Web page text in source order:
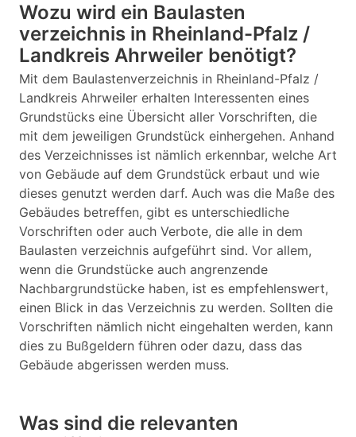
Wozu wird ein Baulasten
verzeichnis in Rheinland-Pfalz /
Landkreis Ahrweiler benötigt?
Mit dem Baulastenverzeichnis in Rheinland-Pfalz /
Landkreis Ahrweiler erhalten Interessenten eines
Grundstücks eine Übersicht aller Vorschriften, die
mit dem jeweiligen Grundstück einhergehen. Anhand
des Verzeichnisses ist nämlich erkennbar, welche Art
von Gebäude auf dem Grundstück erbaut und wie
dieses genutzt werden darf. Auch was die Maße des
Gebäudes betreffen, gibt es unterschiedliche
Vorschriften oder auch Verbote, die alle in dem
Baulasten verzeichnis aufgeführt sind. Vor allem,
wenn die Grundstücke auch angrenzende
Nachbargrundstücke haben, ist es empfehlenswert,
einen Blick in das Verzeichnis zu werden. Sollten die
Vorschriften nämlich nicht eingehalten werden, kann
dies zu Bußgeldern führen oder dazu, dass das
Gebäude abgerissen werden muss.
Was sind die relevanten